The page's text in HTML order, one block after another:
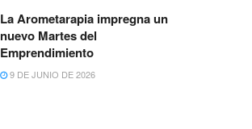
La Arometarapia impregna un
nuevo Martes del
Emprendimiento
9 DE JUNIO DE 2026